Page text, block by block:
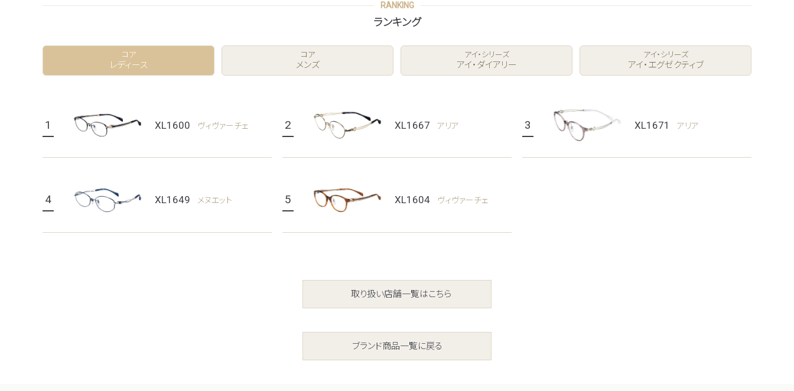
RANKING
ランキング
コア
レディース
コア
メンズ
アイ・シリーズ
アイ・ダイアリー
アイ・シリーズ
アイ・エグゼクティブ
1 XL1600 ヴィヴァーチェ 2 XL1667 アリア 3 XL1671 アリア
4 XL1649 メヌエット 5 XL1604 ヴィヴァーチェ
取り扱い店舗一覧はこちら
ブランド商品一覧に戻る